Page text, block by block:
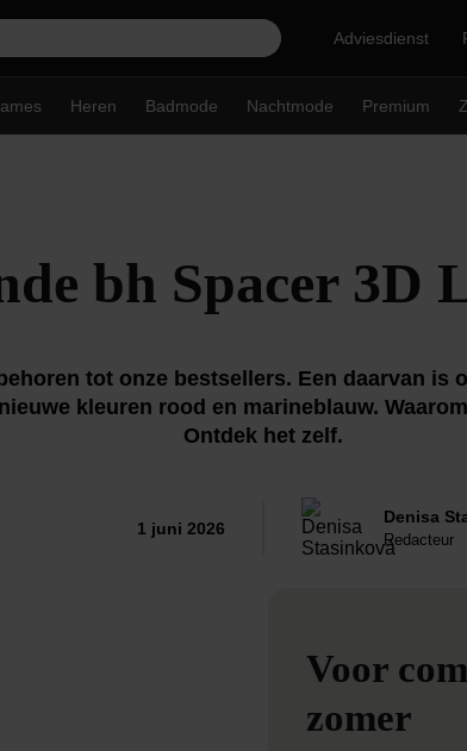
Adviesdienst
Heren Badmode Nachtmode Premium
bh Spacer 3D
tot onze bestsellers. Een daarvan is
kleuren rood en marineblauw.
Ontdek het zelf.
1 juni 2026
Denisa
Redacteur
Voor
zomer